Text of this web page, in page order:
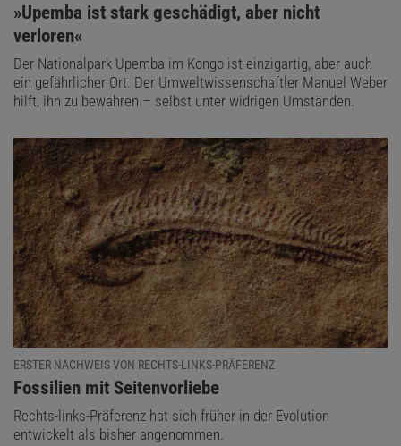
:
»Upemba ist stark geschädigt, aber nicht
verloren«
Der Nationalpark Upemba im Kongo ist einzigartig, aber auch
ein gefährlicher Ort. Der Umweltwissenschaftler Manuel Weber
hilft, ihn zu bewahren – selbst unter widrigen Umständen.
ERSTER NACHWEIS VON RECHTS-LINKS-PRÄFERENZ
:
Fossilien mit Seitenvorliebe
Rechts-links-Präferenz hat sich früher in der Evolution
entwickelt als bisher angenommen.